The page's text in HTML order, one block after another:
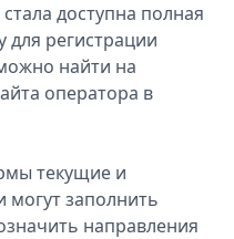
доступна полная
для регистрации
найти на
оператора в
текущие и
заполнить
направления